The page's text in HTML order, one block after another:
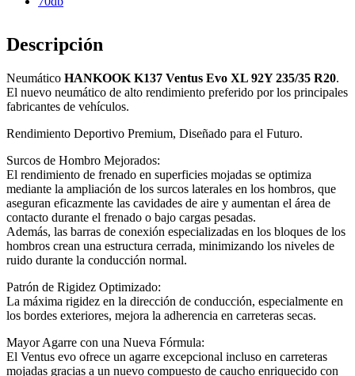
Descripción
Neumático HANKOOK K137 Ventus Evo XL 92Y 235/35 R20.
El nuevo neumático de alto rendimiento preferido por los principales
fabricantes de vehículos.
Rendimiento Deportivo Premium, Diseñado para el Futuro.
Surcos de Hombro Mejorados:
El rendimiento de frenado en superficies mojadas se optimiza
mediante la ampliación de los surcos laterales en los hombros, que
aseguran eficazmente las cavidades de aire y aumentan el área de
contacto durante el frenado o bajo cargas pesadas.
Además, las barras de conexión especializadas en los bloques de los
hombros crean una estructura cerrada, minimizando los niveles de
ruido durante la conducción normal.
Patrón de Rigidez Optimizado:
La máxima rigidez en la dirección de conducción, especialmente en
los bordes exteriores, mejora la adherencia en carreteras secas.
Mayor Agarre con una Nueva Fórmula:
El Ventus evo ofrece un agarre excepcional incluso en carreteras
mojadas gracias a un nuevo compuesto de caucho enriquecido con